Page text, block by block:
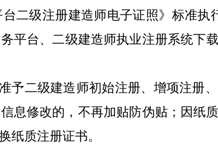
二级注册建造师电子证照》标准执
平台、二级建造师执业注册系统下载
予二级建造师初始注册、增项注册
息修改的，不再加贴防伪贴；因纸
纸质注册证书。